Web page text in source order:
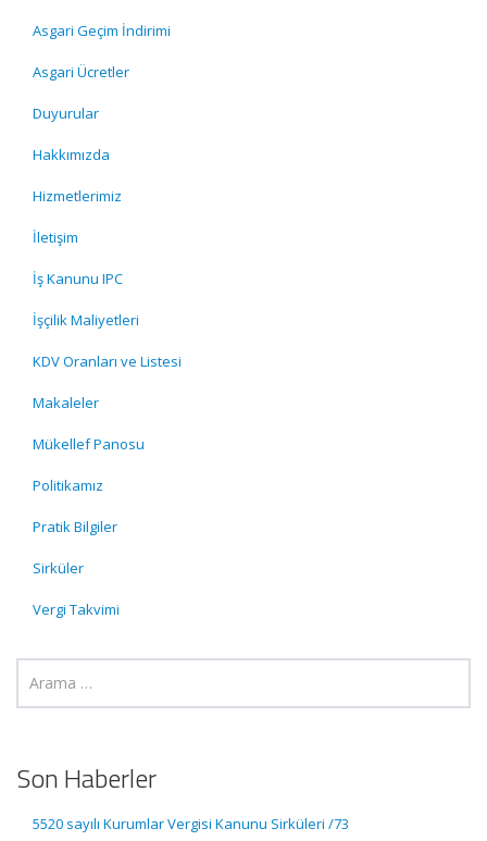
Asgari Geçim İndirimi
Asgari Ücretler
Duyurular
Hakkımızda
Hizmetlerimiz
İletişim
İş Kanunu IPC
İşçilik Maliyetleri
KDV Oranları ve Listesi
Makaleler
Mükellef Panosu
Politikamız
Pratik Bilgiler
Sirküler
Vergi Takvimi
Son Haberler
5520 sayılı Kurumlar Vergisi Kanunu Sirküleri /73